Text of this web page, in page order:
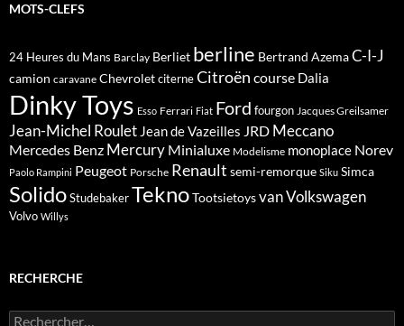
MOTS-CLEFS
24 Heures du Mans Barclay Berliet berline Bertrand AzemaC-I-J
camion caravane ChevroletciterneCitroën course Dalia
Dinky Toys Esso Ferrari Fiat Ford fourgon Jacques Greilsamer
Jean-Michel Roulet Jean de Vazeilles JRD Meccano
Mercedes Benz Mercury Minialuxe Modelisme monoplace Norev
Paolo Rampini Peugeot Porsche Renault semi-remorque Siku Simca
SolidoStudebakerTeknoTootsietoysvanVolkswagen
Volvo Willys
RECHERCHE
Rechercher :